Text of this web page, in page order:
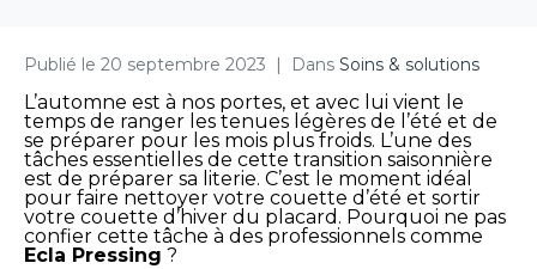
Publié le 20 septembre 2023 Dans Soins & solutions
L’automne est à nos portes, et avec lui vient le
temps de ranger les tenues légères de l’été et de
se préparer pour les mois plus froids. L’une des
tâches essentielles de cette transition saisonnière
est de préparer sa literie. C’est le moment idéal
pour faire nettoyer votre couette d’été et sortir
votre couette d’hiver du placard. Pourquoi ne pas
confier cette tâche à des professionnels comme
Ecla Pressing ?